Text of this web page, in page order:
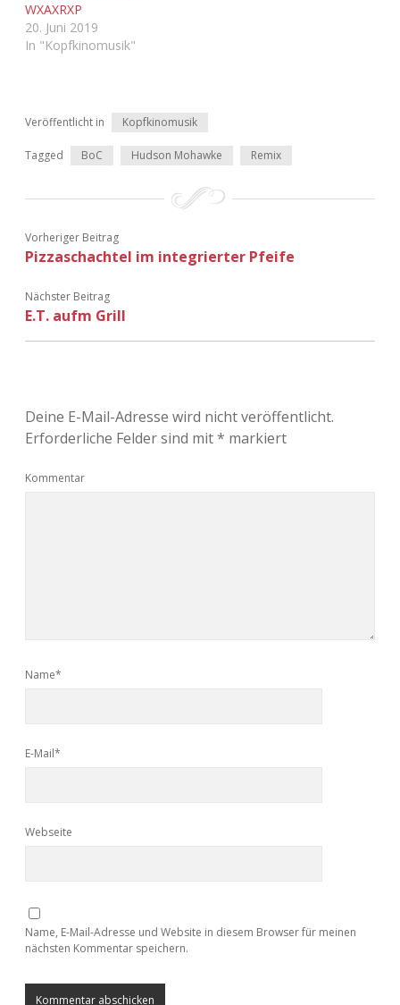
WXAXRXP
20. Juni 2019
In "Kopfkinomusik"
Veröffentlicht in Kopfkinomusik
Tagged BoC Hudson Mohawke Remix
Vorheriger Beitrag
Pizzaschachtel im integrierter Pfeife
Nächster Beitrag
E.T. aufm Grill
Deine E-Mail-Adresse wird nicht veröffentlicht.
Erforderliche Felder sind mit* markiert
Kommentar
Name*
E-Mail*
Webseite
Name, E-Mail-Adresse und Website in diesem Browser für meinen
nächsten Kommentar speichern.